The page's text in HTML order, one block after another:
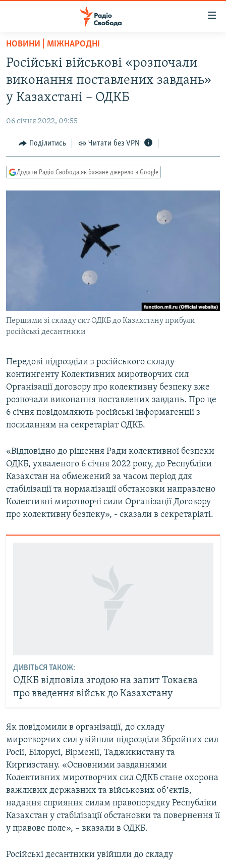
Перейти
основного
матеріалу
Перейти
до
основної
Перейти
до
пошуку
СТАТТІ
СУСПІЛЬСТВО
РОСІЙСЬКА «ФІЛЬТРАЦІЯ»
ДОНБАС.РЕАЛІЇ
ТИ ЯК?
КРИМ РЕАЛІЇ
РУС
КТАТ
ДОЛУЧАЙСЯ!
Усі сайти RFE/RL
НОВИНИ | МІЖНАРОДНІ
Російські військові «розпочали
виконання поставлених завдань»
у Казахстані – ОДКБ
06 січня 2022, 09:55
Поділитись Читати без VPN
Додати Радіо Свобода як бажане джерело в Google
Першими зі складу сит ОДКБ до Казахстану прибули
російські десантники
Передові підрозділи з російського складу
контингенту Колективних миротворчих сил
Організації договору про колективну безпеку вже
розпочали виконання поставлених завдань. Про це
6 січня повідомляють російські інформагенції з
посиланням на секретаріат ОДКБ.
«Відповідно до рішення Ради колективної безпеки
ОДКБ, ухваленого 6 січня 2022 року, до Республіки
Казахстан на обмежений за часом період для
стабілізації та нормалізації обстановки направлено
Колективні миротворчі сили Організації Договору
про колективну безпеку», - сказали в секретаріаті.
ДИВІТЬСЯ ТАКОЖ:
ОДКБ відповіла згодою на запит Токаєва
про введення військ до Казахстану
Як повідомили в організації, до складу
миротворчих сил увійшли підрозділи Збройних сил
Росії, Білорусі, Вірменії, Таджикистану та
Киргизстану. «Основними завданнями
Колективних миротворчих сил ОДКБ стане охорона
важливих державних та військових обʼєктів,
надання сприяння силам правопорядку Республіки
Казахстан у стабілізації обстановки та повернення її
у правове поле», – вказали в ОДКБ.
Російські десантники увійшли до складу